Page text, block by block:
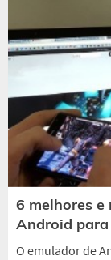
6 melhores e
Android para
O emulador de